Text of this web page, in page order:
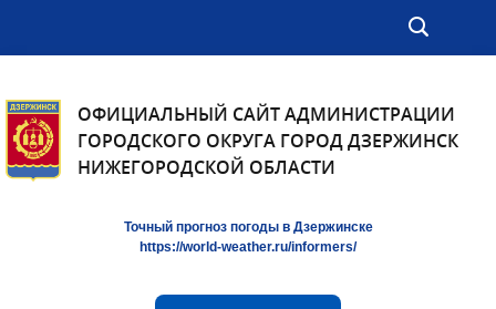
ОФИЦИАЛЬНЫЙ САЙТ АДМИНИСТРАЦИИ
ГОРОДСКОГО ОКРУГА ГОРОД ДЗЕРЖИНСК
НИЖЕГОРОДСКОЙ ОБЛАСТИ
Точный прогноз погоды в Дзержинске
https://world-weather.ru/informers/